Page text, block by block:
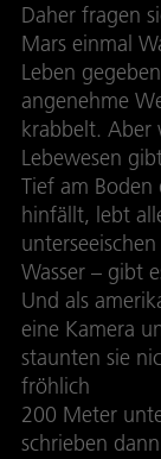
Daher fragen
Mars einmal
Leben
angenehme
krabbelt. Aber
Lebewesen
Tief am
hinfällt, lebt
Wasser – gibt
Und als
eine Kamera
staunten sie
fröhlich
200 Meter
schrieben